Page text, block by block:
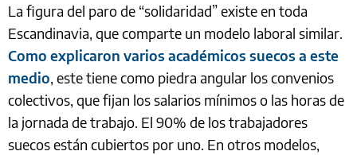
La figura del paro de “solidaridad” existe en toda
Escandinavia, que comparte un modelo laboral similar.
Como explicaron varios académicos suecos a este
medio, este tiene como piedra angular los convenios
colectivos, que fijan los salarios mínimos o las horas de
la jornada de trabajo. El 90% de los trabajadores
suecos están cubiertos por uno. En otros modelos,